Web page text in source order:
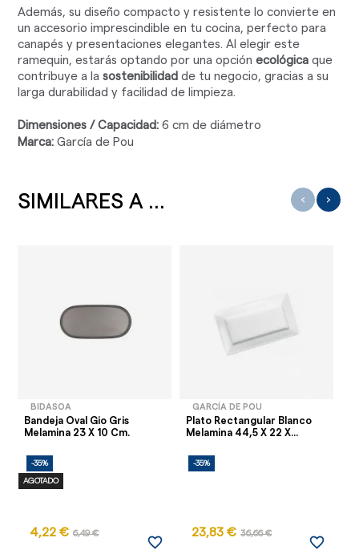
Además, su diseño compacto y resistente lo convierte en
un accesorio imprescindible en tu cocina, perfecto para
canapés y presentaciones elegantes. Al elegir este
ramequin, estarás optando por una opciónecológica que
contribuye a lasostenibilidad de tu negocio, gracias a su
larga durabilidad y facilidad de limpieza.
Dimensiones / Capacidad: 6 cm de diámetro
Marca: García de Pou
SIMILARES A ...
BIDASOA
Bandeja Oval Gio Gris
Melamina 23 X 10 Cm.
-35%
AGOTADO
4,22 € 6,49 €
favorite_border
GARCÍA DE POU
Plato Rectangular Blanco
Melamina 44,5 X 22 X...
-35%
23,83 € 36,66 €
favorite_border
‹ ›